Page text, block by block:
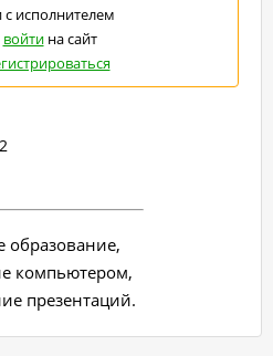
с исполнителем
войтина сайт
образование,
компьютером,
презентаций.